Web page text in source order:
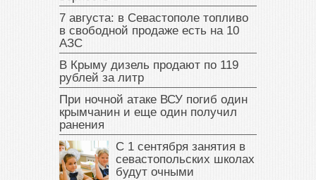
7 августа: в Севастополе топливо
в свободной продаже есть на 10
АЗС
В Крыму дизель продают по 119
рублей за литр
При ночной атаке ВСУ погиб один
крымчанин и еще один получил
ранения
С 1 сентября занятия в
севастопольских школах
будут очными